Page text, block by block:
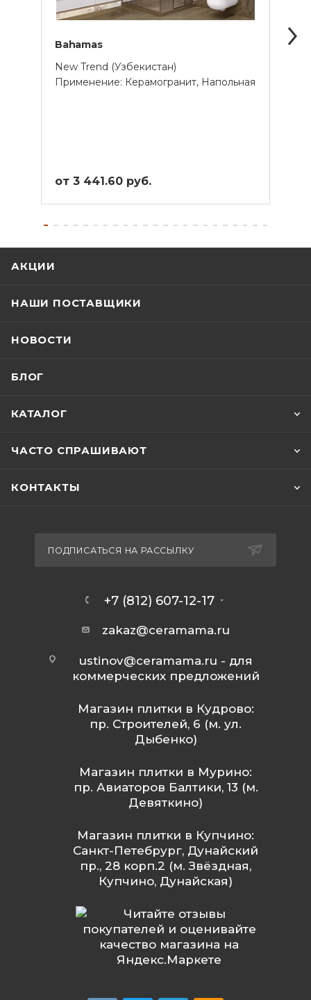
Bahamas
New Trend (Узбекистан)
Применение: Керамогранит, Напольная
от 3 441.60 руб.
АКЦИИ
НАШИ ПОСТАВЩИКИ
НОВОСТИ
БЛОГ
КАТАЛОГ
ЧАСТО СПРАШИВАЮТ
КОНТАКТЫ
ПОДПИСАТЬСЯ НА РАССЫЛКУ
+7 (812) 607-12-17
zakaz@ceramama.ru
ustinov@ceramama.ru - для
коммерческих предложений
Магазин плитки в Кудрово:
пр. Строителей, 6 (м. ул.
Дыбенко)
Магазин плитки в Мурино:
пр. Авиаторов Балтики, 13 (м.
Девяткино)
Магазин плитки в Купчино:
Санкт-Петебрург, Дунайский
пр., 28 корп.2 (м. Звёздная,
Купчино, Дунайская)